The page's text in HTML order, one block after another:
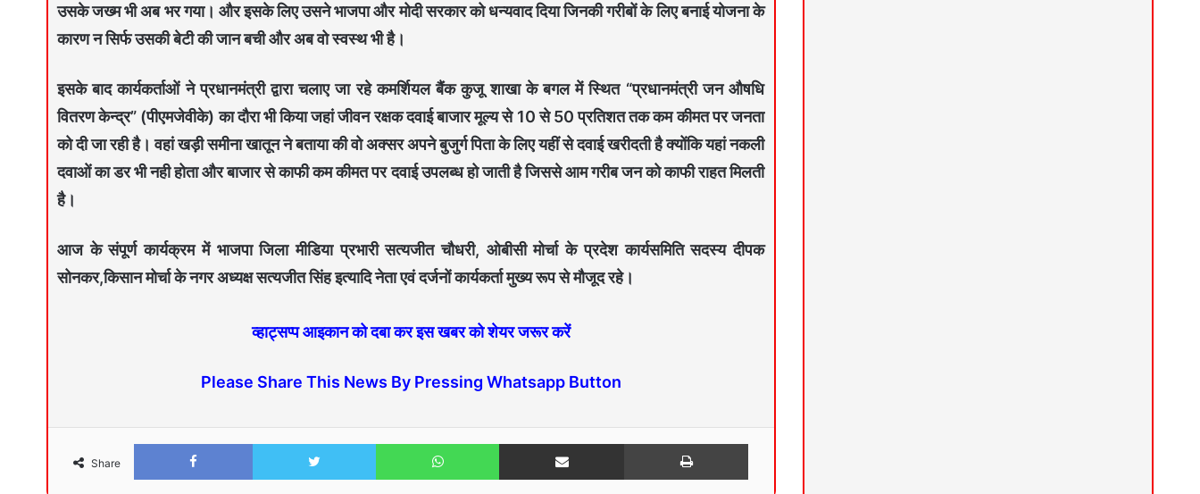
उसके जख्म भी अब भर गया। और इसके लिए उसने भाजपा और मोदी सरकार को धन्यवाद दिया जिनकी गरीबों के लिए बनाई योजना के
कारण न सिर्फ उसकी बेटी की जान बची और अब वो स्वस्थ भी है।
इसके बाद कार्यकर्ताओं ने प्रधानमंत्री द्वारा चलाए जा रहे कमर्शियल बैंक कुजू शाखा के बगल में स्थित “प्रधानमंत्री जन औषधि
वितरण केन्द्र” (पीएमजेवीके) का दौरा भी किया जहां जीवन रक्षक दवाई बाजार मूल्य से 10 से 50 प्रतिशत तक कम कीमत पर जनता
को दी जा रही है। वहां खड़ी समीना खातून ने बताया की वो अक्सर अपने बुजुर्ग पिता के लिए यहीं से दवाई खरीदती है क्योंकि यहां नकली
दवाओं का डर भी नही होता और बाजार से काफी कम कीमत पर दवाई उपलब्ध हो जाती है जिससे आम गरीब जन को काफी राहत मिलती
है।
आज के संपूर्ण कार्यक्रम में भाजपा जिला मीडिया प्रभारी सत्यजीत चौधरी, ओबीसी मोर्चा के प्रदेश कार्यसमिति सदस्य दीपक
सोनकर,किसान मोर्चा के नगर अध्यक्ष सत्यजीत सिंह इत्यादि नेता एवं दर्जनों कार्यकर्ता मुख्य रूप से मौजूद रहे।
व्हाट्सप्प आइकान को दबा कर इस खबर को शेयर जरूर करें
Please Share This News By Pressing Whatsapp Button
Share
Facebook Twitter WhatsApp Share via Email Print